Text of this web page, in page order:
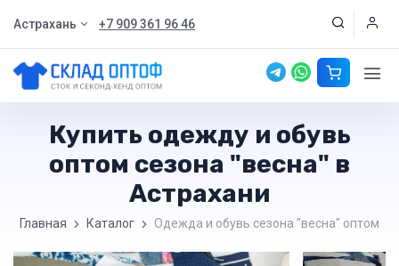
Астрахань +7 909 361 96 46
Купить одежду и обувь
оптом сезона "весна" в
Астрахани
Главная Каталог Одежда и обувь сезона "весна" оптом